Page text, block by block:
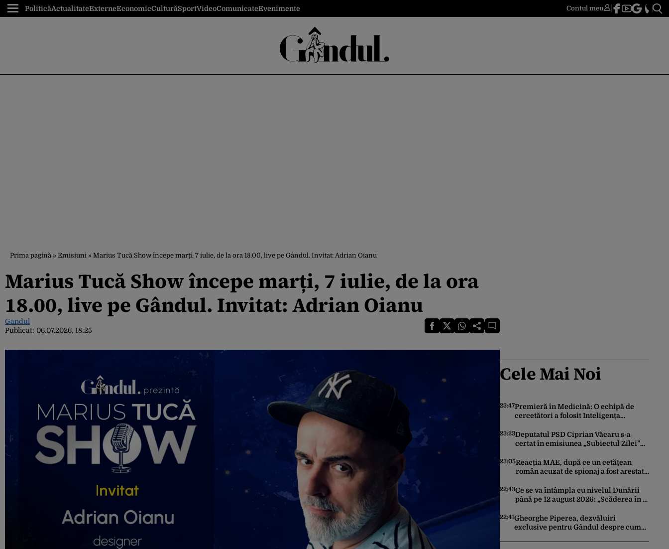
PoliticăActualitateExterneEconomicCulturăSportVideoComunicateEvenimente Contul meu
Prima pagină » Emisiuni » Marius Tucă Show începe marți, 7 iulie, de la ora 18.00, live pe Gândul. Invitat: Adrian Oianu
Marius Tucă Show începe marți, 7 iulie, de la ora
18.00, live pe Gândul. Invitat: Adrian Oianu
Gandul
Publicat: 06.07.2026, 18:25
Cele Mai Noi
23:47Premieră în Medicină: O echipă de
cercetători a folosit Inteligența
virusuri sintetice la tratarea de E.coli
23:23Deputatul PSD Ciprian Văcaru s-a
certat în emisiunea „Subiectul Zilei”
deficitul fiind motivul scandalului
23:05Reacția MAE, după ce un cetăţean
român acuzat de spionaj a fost arestat
ucrainean ca să asasineze un
producător de drone
22:43Ce se va întâmpla cu nivelul Dunării
până pe 12 august 2026: „Scăderea în 7
22:41Gheorghe Piperea, dezvăluiri
exclusive pentru Gândul despre cum